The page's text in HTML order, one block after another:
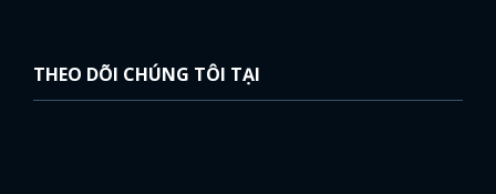
THEO DÕI CHÚNG TÔI TẠI